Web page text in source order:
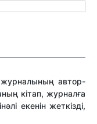
журналының автор-
кітап, журналға
екенін жеткізді,